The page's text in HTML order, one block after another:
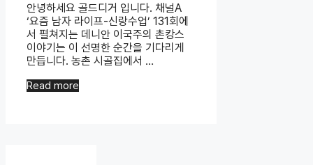
안녕하세요 골드디거 입니다. 채널A
‘요즘 남자 라이프-신랑수업’ 131회에
서 펼쳐지는 데니안 이국주의 촌캉스
이야기는 이 선명한 순간을 기다리게
만듭니다. 농촌 시골집에서 …
Read more